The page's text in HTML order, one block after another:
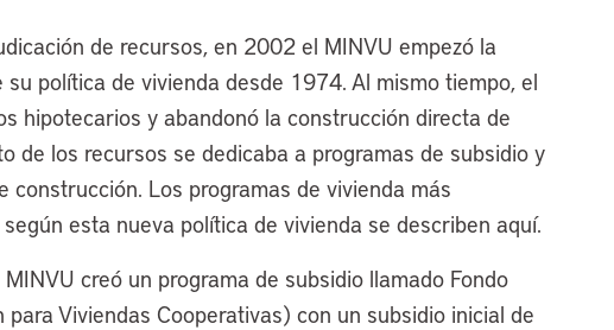
de recursos, en 2002 el MINVU empezó la
política de vivienda desde 1974. Al mismo tiempo, el
hipotecarios y abandonó la construcción directa de
de los recursos se dedicaba a programas de subsidio y
construcción. Los programas de vivienda más
esta nueva política de vivienda se describen aquí.
creó un programa de subsidio llamado Fondo
Viviendas Cooperativas) con un subsidio inicial de